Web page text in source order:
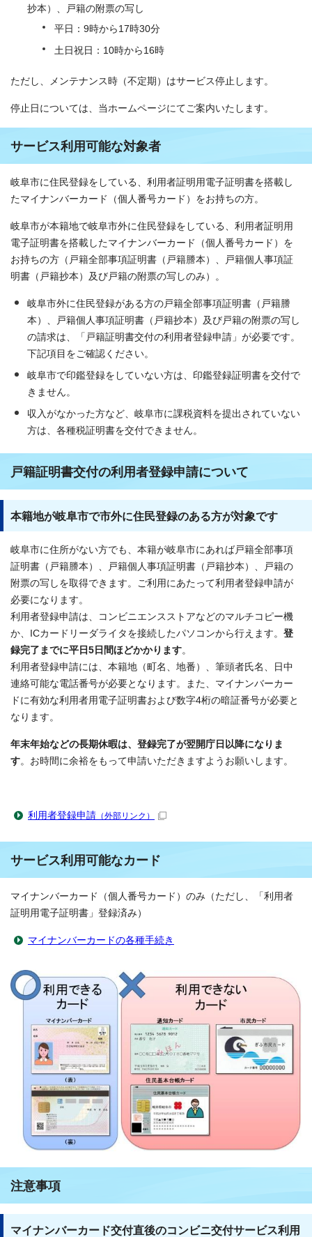
抄本）、戸籍の附票の写し
平日：9時から17時30分
土日祝日：10時から16時
ただし、メンテナンス時（不定期）はサービス停止します。
停止日については、当ホームページにてご案内いたします。
サービス利用可能な対象者
岐阜市に住民登録をしている、利用者証明用電子証明書を搭載し
たマイナンバーカード（個人番号カード）をお持ちの方。
岐阜市が本籍地で岐阜市外に住民登録をしている、利用者証明用
電子証明書を搭載したマイナンバーカード（個人番号カード）を
お持ちの方（戸籍全部事項証明書（戸籍謄本）、戸籍個人事項証
明書（戸籍抄本）及び戸籍の附票の写しのみ）。
岐阜市外に住民登録がある方の戸籍全部事項証明書（戸籍謄
本）、戸籍個人事項証明書（戸籍抄本）及び戸籍の附票の写し
の請求は、「戸籍証明書交付の利用者登録申請」が必要です。
下記項目をご確認ください。
岐阜市で印鑑登録をしていない方は、印鑑登録証明書を交付で
きません。
収入がなかった方など、岐阜市に課税資料を提出されていない
方は、各種税証明書を交付できません。
戸籍証明書交付の利用者登録申請について
本籍地が岐阜市で市外に住民登録のある方が対象です
岐阜市に住所がない方でも、本籍が岐阜市にあれば戸籍全部事項
証明書（戸籍謄本）、戸籍個人事項証明書（戸籍抄本）、戸籍の
附票の写しを取得できます。ご利用にあたって利用者登録申請が
必要になります。
利用者登録申請は、コンビニエンスストアなどのマルチコピー機
か、ICカードリーダライタを接続したパソコンから行えます。 登
録完了までに平日5日間ほどかかります。
利用者登録申請には、本籍地（町名、地番）、筆頭者氏名、日中
連絡可能な電話番号が必要となります。また、マイナンバーカー
ドに有効な利用者用電子証明書および数字4桁の暗証番号が必要と
なります。
年末年始などの長期休暇は、登録完了が翌開庁日以降になりま
す。お時間に余裕をもって申請いただきますようお願いします。
利用者登録申請 （外部リンク）
サービス利用可能なカード
マイナンバーカード（個人番号カード）のみ（ただし、「利用者
証明用電子証明書」登録済み）
マイナンバーカードの各種手続き
注意事項
マイナンバーカード交付直後のコンビニ交付サービス利用